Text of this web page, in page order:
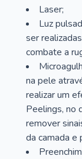
Laser;
Luz
ser
combate a
na pele
realizar um
Peelings, no
remover
da camada e